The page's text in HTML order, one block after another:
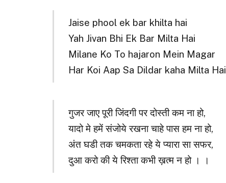
Jaise phool ek bar khilta hai
Yah Jivan Bhi Ek Bar Milta Hai
Milane Ko To hajaron Mein Magar
Har Koi Aap Sa Dildar kaha Milta Hai
गुजर जाए पूरी जिंदगी पर दोस्ती कम ना हो,
यादो मे हमें संजोये रखना चाहे पास हम ना हो,
अंत घडी तक चमकता रहे ये प्यारा सा सफर,
दुआ करो की ये रिश्ता कभी ख़त्म न हो । ।